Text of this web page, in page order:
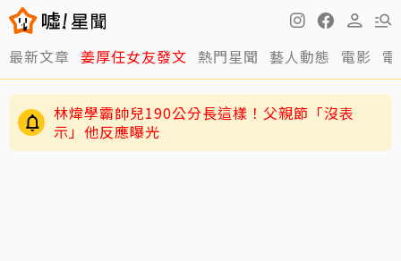
最新文章 姜厚任女友發文 熱門星聞 藝人動態 電影
林煒學霸帥兒190公分長這樣！父親節「沒表
示」他反應曝光